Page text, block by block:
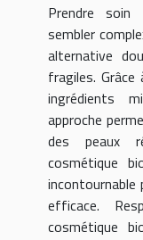
Prendre
sembler
alternative
fragiles.
ingrédients
approche
des peaux
cosmétique
efficace.
cosmétique